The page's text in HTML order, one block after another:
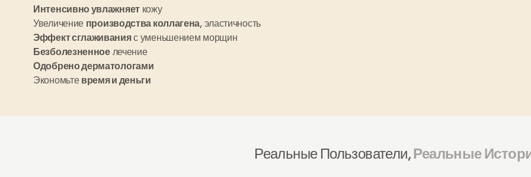
Интенсивно увлажняет кожу
Увеличение производства коллагена, эластичность
Эффект сглаживанияс уменьшением морщин
Безболезненноелечение
Одобрено дерматологами
Экономьтевремя и деньги
Реальные Пользователи,Реальные